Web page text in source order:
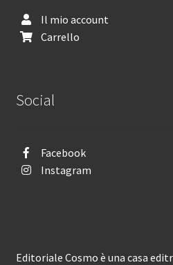
Il mio account
Carrello
Social
Facebook
Instagram
Editoriale Cosmo è una casa